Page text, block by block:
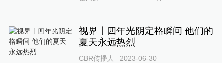
视界丨四年光阴定格瞬间 他们的
夏天永远热烈
CBR传播人 2023-06-30